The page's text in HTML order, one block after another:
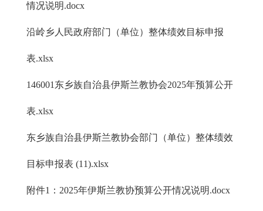
情况说明.docx
沿岭乡人民政府部门（单位）整体绩效目标申报
表.xlsx
146001东乡族自治县伊斯兰教协会2025年预算公开
表.xlsx
东乡族自治县伊斯兰教协会部门（单位）整体绩效
目标申报表 (11).xlsx
附件1：2025年伊斯兰教协预算公开情况说明.docx